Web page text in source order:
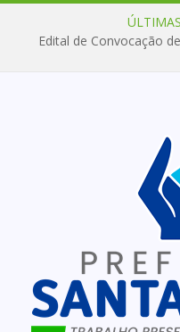
Edital de Convocação